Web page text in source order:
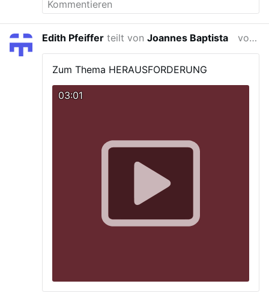
Edith Pfeiffer teilt vonJoannes Baptista vor 4 Jahren
Zum Thema HERAUSFORDERUNG
03:01